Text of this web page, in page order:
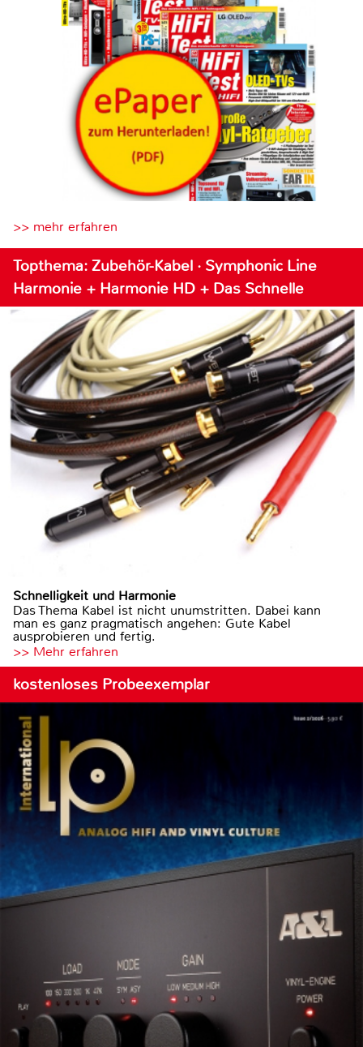
>> mehr erfahren
Topthema: Zubehör-Kabel · Symphonic Line
Harmonie + Harmonie HD + Das Schnelle
Schnelligkeit und Harmonie
Das Thema Kabel ist nicht unumstritten. Dabei kann
man es ganz pragmatisch angehen: Gute Kabel
ausprobieren und fertig.
>> Mehr erfahren
kostenloses Probeexemplar